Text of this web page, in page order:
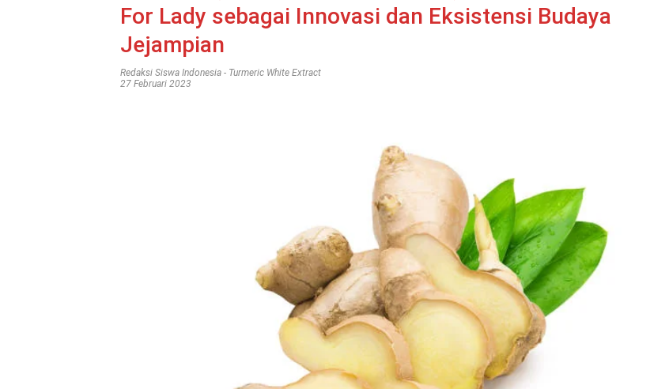
For Lady sebagai Innovasi dan Eksistensi Budaya
Jejampian
Redaksi Siswa Indonesia - Turmeric White Extract
27 Februari 2023